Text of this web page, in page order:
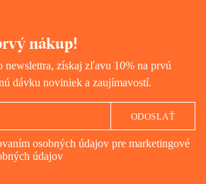
nákup!
newslettra, získaj zľavu 10% na prvú
dávku noviniek a zaujímavostí.
osobných údajov pre marketingové
údajov
ODOSLAŤ